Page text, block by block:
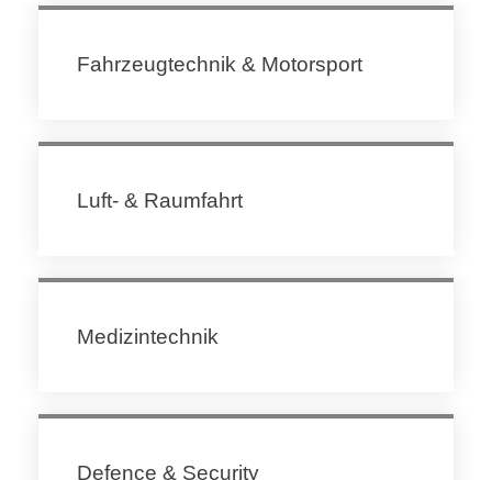
Fahrzeugtechnik & Motorsport
Luft- & Raumfahrt
Medizintechnik
Defence & Security